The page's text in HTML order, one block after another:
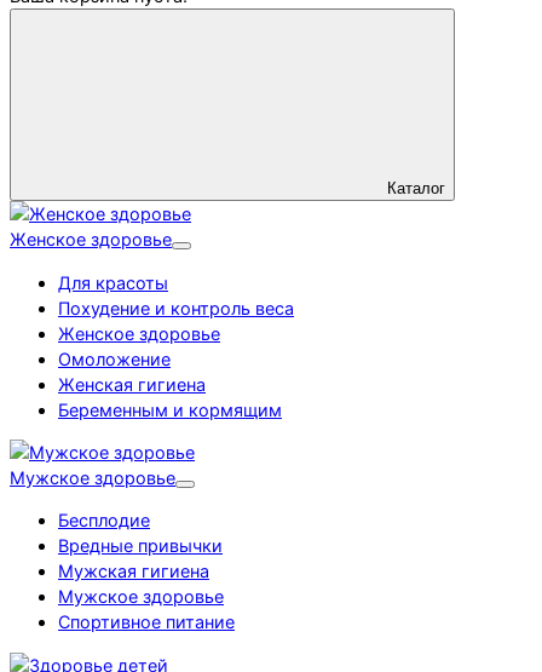
Каталог
Женское здоровье
Для красоты
Похудение и контроль веса
Женское здоровье
Омоложение
Женская гигиена
Беременным и кормящим
Мужское здоровье
Бесплодие
Вредные привычки
Мужская гигиена
Мужское здоровье
Спортивное питание